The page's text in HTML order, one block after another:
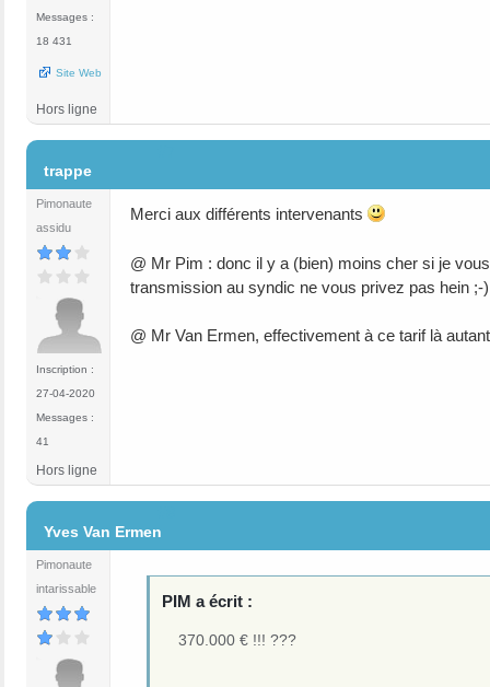
Messages :
18 431
Site Web
Hors ligne
trappe
Pimonaute
assidu
Inscription :
27-04-2020
Messages :
41
Merci aux différents intervenants
@ Mr Pim : donc il y a (bien) moins cher si je
transmission au syndic ne vous privez pas hein
@ Mr Van Ermen, effectivement à ce tarif là
Hors ligne
Yves Van Ermen
Pimonaute
intarissable
PIM a écrit :
370.000 € !!! ???